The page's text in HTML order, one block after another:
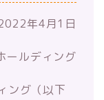
年4月1日
ールディング
ング（以下